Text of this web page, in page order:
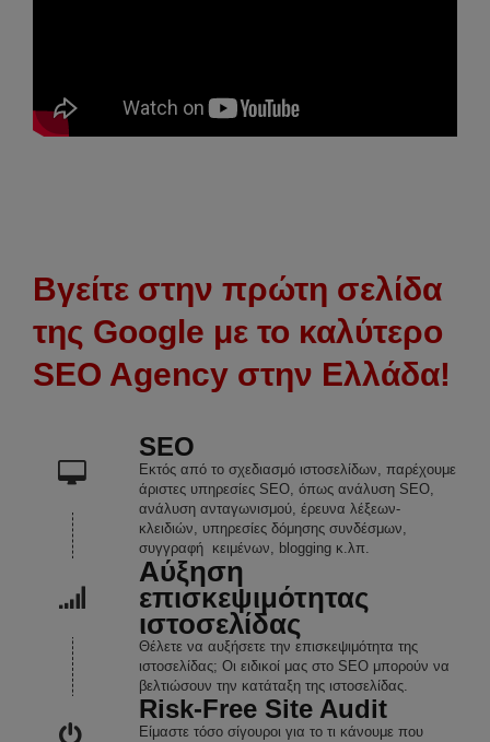
Βγείτε στην πρώτη σελίδα
της Google με το καλύτερο
SEO Agency στην Ελλάδα!
SEO
Εκτός από το σχεδιασμό ιστοσελίδων, παρέχουμε
άριστες υπηρεσίες SEO, όπως ανάλυση SEO,
ανάλυση ανταγωνισμού, έρευνα λέξεων-
κλειδιών, υπηρεσίες δόμησης συνδέσμων,
συγγραφή κειμένων, blogging κ.λπ.
Αύξηση
επισκεψιμότητας
ιστοσελίδας
Θέλετε να αυξήσετε την επισκεψιμότητα της
ιστοσελίδας; Οι ειδικοί μας στο SEO μπορούν να
βελτιώσουν την κατάταξη της ιστοσελίδας.
Risk-Free Site Audit
Είμαστε τόσο σίγουροι για το τι κάνουμε που